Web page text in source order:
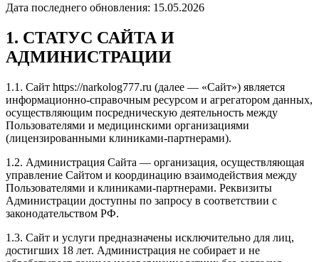
Дата последнего обновления: 15.05.2026
1. СТАТУС САЙТА И
АДМИНИСТРАЦИИ
1.1. Сайт https://narkolog777.ru (далее — «Сайт») является
информационно-справочным ресурсом и агрегатором данных,
осуществляющим посредническую деятельность между
Пользователями и медицинскими организациями
(лицензированными клиниками-партнерами).
1.2. Администрация Сайта — организация, осуществляющая
управление Сайтом и координацию взаимодействия между
Пользователями и клиниками-партнерами. Реквизиты
Администрации доступны по запросу в соответствии с
законодательством РФ.
1.3. Сайт и услуги предназначены исключительно для лиц,
достигших 18 лет. Администрация не собирает и не